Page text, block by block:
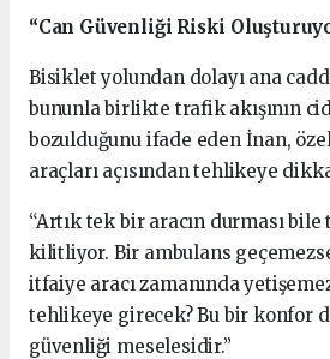
“Can Güvenliği Riski
Bisiklet yolundan dolayı ana
bununla birlikte trafik akışının
bozulduğunu ifade eden İnan,
araçları açısından tehlikeye
“Artık tek bir aracın durması bile
kilitliyor. Bir ambulans
itfaiye aracı zamanında
tehlikeye girecek? Bu bir konfor
güvenliği meselesidir.”